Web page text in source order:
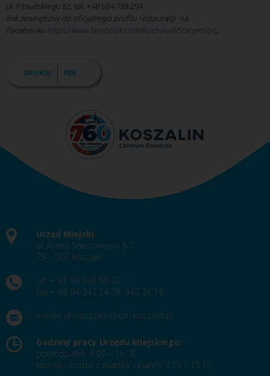
ul. Piłsudskiego 82, tel. +48 694 738 294
link zewnętrzny do oficjalnego profilu restauracji na
Facebooku https://www.facebook.com/KuchniaWStarymStylu
DRUKUJ PDF
Urząd Miejski
ul. Rynek Staromiejski 6-7
75 – 007 Koszalin
tel. + 48 94 348 86 00
fax + 48 94 342 24 78, 342 24 78
e-mail: um.koszalin@um.koszalin.pl
Godziny pracy Urzędu Miejskiego:
poniedziałek: 8.00 – 16.00
wtorek , środa, czwartek i piątek: 7.15 – 15.15